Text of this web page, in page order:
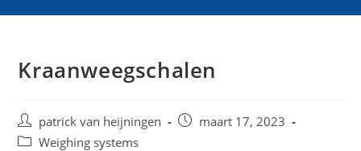
Kraanweegschalen
Bericht
auteur:
patrick van heijningen
Berichtmaart 17, 2023
Berichtcategorie:
Weighing systems